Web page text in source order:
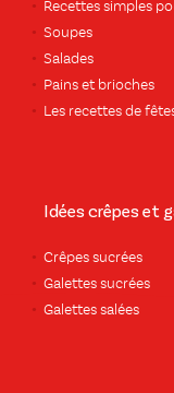
Recettes simples
Soupes
Salades
Pains et brioches
Les recettes de
Idées crêpes et
Crêpes sucrées
Galettes sucrées
Galettes salées